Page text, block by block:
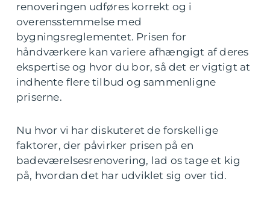
renoveringen udføres korrekt og i
overensstemmelse med
bygningsreglementet. Prisen for
håndværkere kan variere afhængigt af deres
ekspertise og hvor du bor, så det er vigtigt at
indhente flere tilbud og sammenligne
priserne.
Nu hvor vi har diskuteret de forskellige
faktorer, der påvirker prisen på en
badeværelsesrenovering, lad os tage et kig
på, hvordan det har udviklet sig over tid.